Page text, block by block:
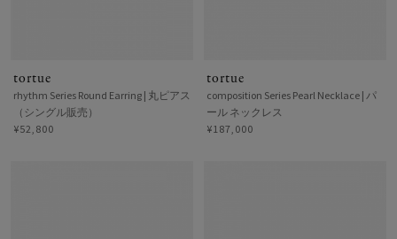
tortue
rhythm Series Round Earring | 丸ピアス
（シングル販売）
¥52,800
tortue
composition Series Pearl Necklace | パ
ール ネックレス
¥187,000